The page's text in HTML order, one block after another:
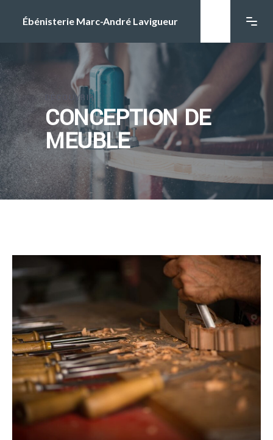
Ébénisterie Marc-André Lavigueur
DÉCOUVRIR
CONCEPTION DE
MEUBLE